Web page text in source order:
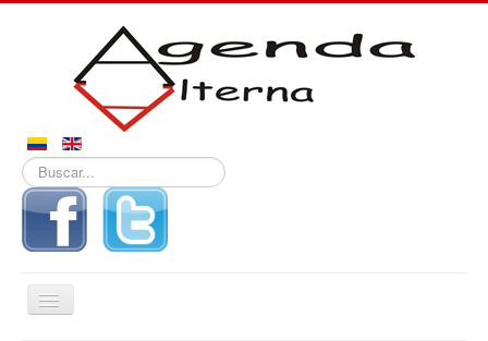
Buscar...
Alternar
navegación